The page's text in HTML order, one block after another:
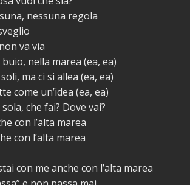
nessuna regola
va via
nella marea (ea, ea)
ma ci si allea (ea, ea)
come un’idea (ea, ea)
che fai? Dove vai?
con l’alta marea
con l’alta marea
con me anche con l’alta marea